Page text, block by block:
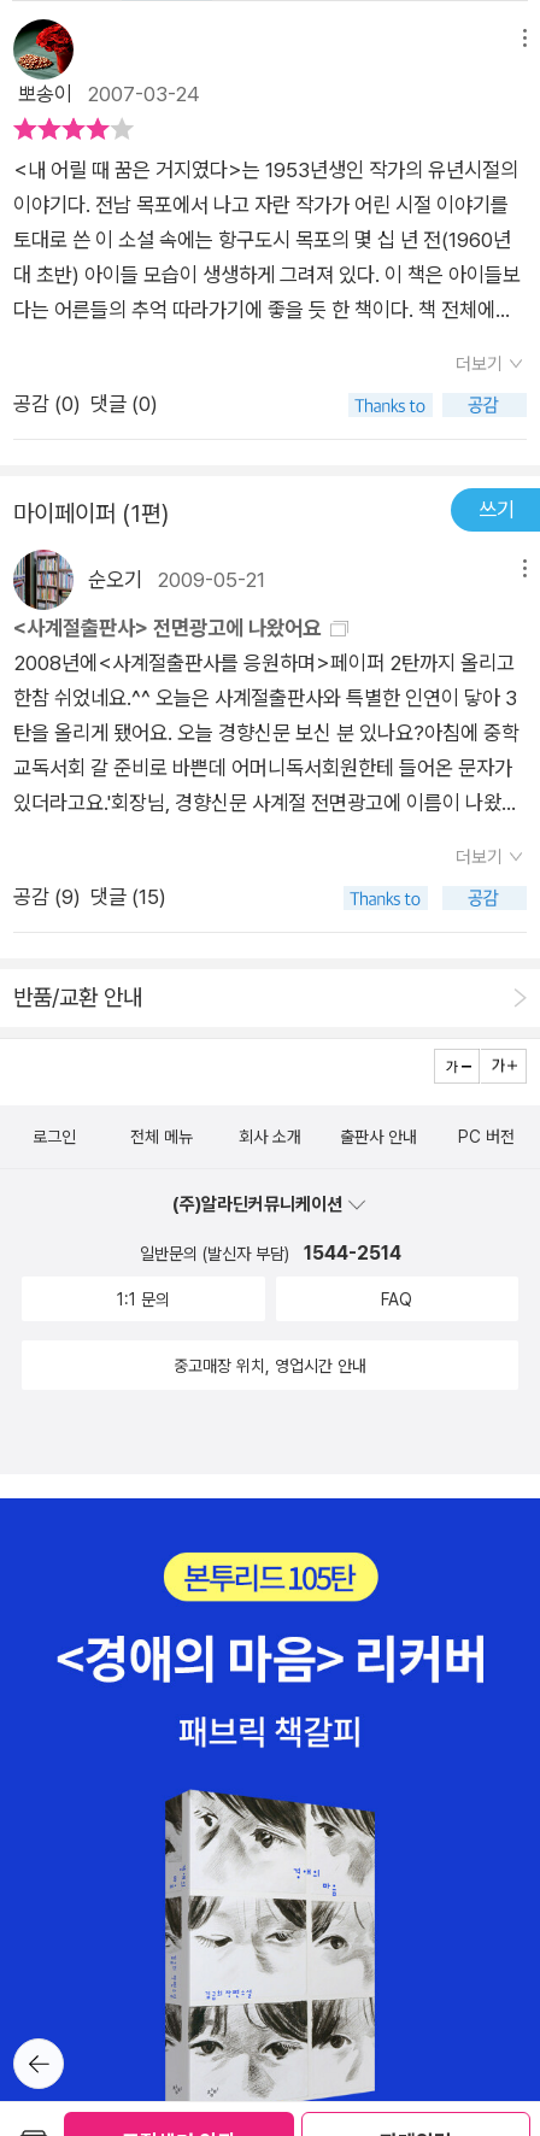
뽀송이 2007-03-24
<내 어릴 때 꿈은 거지였다>는 1953년생인 작가의 유년시절의
이야기다. 전남 목포에서 나고 자란 작가가 어린 시절 이야기를
토대로 쓴 이 소설 속에는 항구도시 목포의 몇 십 년 전(1960년
대 초반) 아이들 모습이 생생하게 그려져 있다. 이 책은 아이들보
다는 어른들의 추억 따라가기에 좋을 듯 한 책이다. 책 전체에서
호’의 눈으로 보는 주변의 일상과 사람들의 모습이 친근하고, 익
살스러운 시선으로 잘 엮어져있다. 아버지 심부름으로 받아온 막
걸리를 홀짝홀짝 마시고, 베트남에서 돌아온 옆집 큰형 앞에 앉아
전투 이야기를 해 달라며 눈을 빛내고, 빨랫줄에 걸린 친구 누나
의 하얀 브래지어를 보고 정신이 아득해지는 그런 아이들 이야기,
학교 앞 장사꾼에게 코 묻은 동전을 몽땅 털리기 일쑤이고, 캐러
멜 하나를 아끼고 아끼며 녹여 먹는 아이들 이야기, 물질적으로
큰 부족함 없이 자라는 요즘 아이들과 달리 모든 것이 부족하기만
했던 그 시절 아이들 이야기들이 줄줄이 사탕처럼 재미나게 이어
져 나온다.^^ 초등학교 3학년짜리 소년 ‘태호’는 옆집에 사는 짝
꿍 ‘문경이’와 어울려 다니며 은근히 친구의 셋째 누나를 짝사랑
한다. 공부가 죽기보다 싫어서 늘 반에서 꼴찌인 셈이고, 베트남
에서 돌아온 문경이 큰형의 어설픈 무용담 듣기가 즐겁고, 짝사랑
다. 그러던 태호는 주산을 배우면서 자신감을 갖게 되고 더불어서
학교 공부까지 열심히 하게 된다. 배우지 못한 것이 한이라 아들
만은 다르게 키우고 싶었던 아버지는 태호가 열심히 공부하여 ‘명
아 낸 작가의 그리운 추억은 아이들에게나, 어른들에게도 정겨움
을 준다. 우리 아이들이 이 책을 읽고 다소 거리감을 느낄지도 모
르겠다. 하지만, 그 속에 담긴 정겨움은 잔잔한 미소를 짓게 하리
라.” “한번 묵어 봐라.” “응 거시기 했어.” “우린 암시랑토 안해
팅께 걱정마라.” “그럼 워치케 허겄단 말여?” 재미나다.^^ 어떻
게 보면 전라도와 경상도 사투리가 참 많이 비슷하기도 하다.^^;;
더보기
공감 (0) 댓글 (0)
마이페이퍼 (1편) 쓰기
순오기 2009-05-21
<사계절출판사> 전면광고에 나왔어요
2008년에<사계절출판사를 응원하며>페이퍼 2탄까지 올리고
한참 쉬었네요.^^ 오늘은 사계절출판사와 특별한 인연이 닿아 3
탄을 올리게 됐어요. 오늘 경향신문 보신 분 있나요?아침에 중학
교독서회 갈 준비로 바쁜데 어머니독서회원한테 들어온 문자가
있더라고요.'회장님, 경향신문 사계절 전면광고에 이름이 나왔어
지는데요^^ 알고 계셨어요?'오늘 비가 와서 그랬는지 우리집엔
경향신문이 안 들어왔으니 당근 몰랐지요. 어제 신문에 사계절 전
면광고 나온 건 봤지만, 열일곱 살 털은 없었거든요. 하여간 문자
명문장이로구나! 잠시 자뻑~~~ㅋㅋ>> 접힌 부분 펼치기 >>
<< 펼친 부분 접기 <<너무 작아서 잘 안 보이나요? 이 책 리뷰
를 쓰면서 파란색으로 굵게 처리했던 부분이 인용됐어요.'인간에
책'비록 두 줄이지만쟁쟁한 작가들(김중혁, 박상률, 오정희, 김중
기.ㅋㅋㅋ우리 관할 지국으로 전화해 저녁 때 받아 본 신문을 스
캔했어요. 코팅해서 보관해야 할까요~ㅋㅋ그리고 사계절출판사
에 전화했더니, 보고 싶은 1318문고를 보내주신다고 하네요. 앞
렸어요.^^'바타비아호의 소년, 얀'은 '바르톨로메는 개가 아니
앤드루 클레먼츠가 쓴 '작가가 되고 싶어'가 번쩍하더라고요.^
래 복많은 순오기, 정말 복터졌어요~~ ^^그래서 감사하는 마음
으로 1318문고 36번부터 최신간까지 올립니다. 36.스페인 화가
벨라스케스의 그림 '시녀들'에 나오는 개의 모습에, 세상에서 소
외되었지만 꿋꿋하게 자신의 삶을 살아가는 난쟁이 바르톨로메
를 담아낸 감동적인 책이지요. 2006년 여름 책따세 추천도서라
읽어보곤 너무 좋아서어머니독서회 11월토론도서로 선정했었지
최고의 책으로 추천하는데 주저하지 않거든요.37.일본 아동문학
사상 최고라는 평가를 받는 미야자와 겐지의 작품, 작가의 세계관
이 집약되어 있는 자전적인 이야기로 다양한 방식으로 읽히는 독
특한 작품이다. 청소년들이 자신의 삶과 미래를 새로이 조명해볼
수 있는 좋은 기회를 제공할 것이라고 하네요.^^페이퍼백과 양장
본 두 가지로 있네요.38.2007년 아침독서 추천도서로 80년 5
월, 개인의 삶이 역사의 소용돌이 속에서 어떻게 부서지고 뒤틀리
는지 이제 막 스무 살에 들어선 야간대생 영균이를 통해 보여준
다. '역사 저편으로 사라진 광주'는 '역사를 넘어선 광주'가 될 것
이라고 작가는 말한다.내일은 고등학교 독서회에서 이 책을 토론
더보기
공감 (9) 댓글 (15)
반품/교환 안내
뒤로가
기
로그인 전체 메뉴 회사 소개 출판사 안내 PC 버전
(주)알라딘커뮤니케이션
일반문의 (발신자 부담) 1544-2514
1:1 문의 FAQ
중고매장 위치, 영업시간 안내